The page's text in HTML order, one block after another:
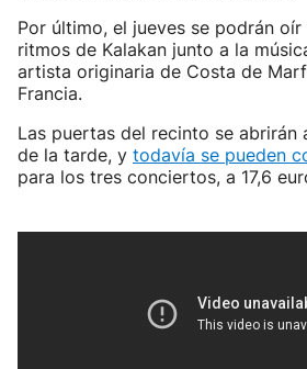
Por último, el jueves se podrán
ritmos de Kalakan junto a la
artista originaria de Costa de
Francia.
Las puertas del recinto se abrirán
de la tarde, y todavía se pueden
para los tres conciertos, a 17,6